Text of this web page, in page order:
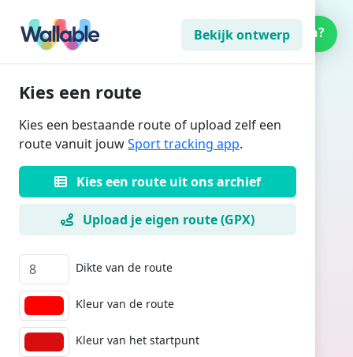
Bekijk ontwerp
Kies een route
Kies een bestaande route of upload zelf een
route vanuit jouwSport tracking app.
Kies een route uit ons archief
Upload je eigen route (GPX)
Dikte van de route
Kleur van de route
Kleur van het startpunt
Kunnen we helpen?